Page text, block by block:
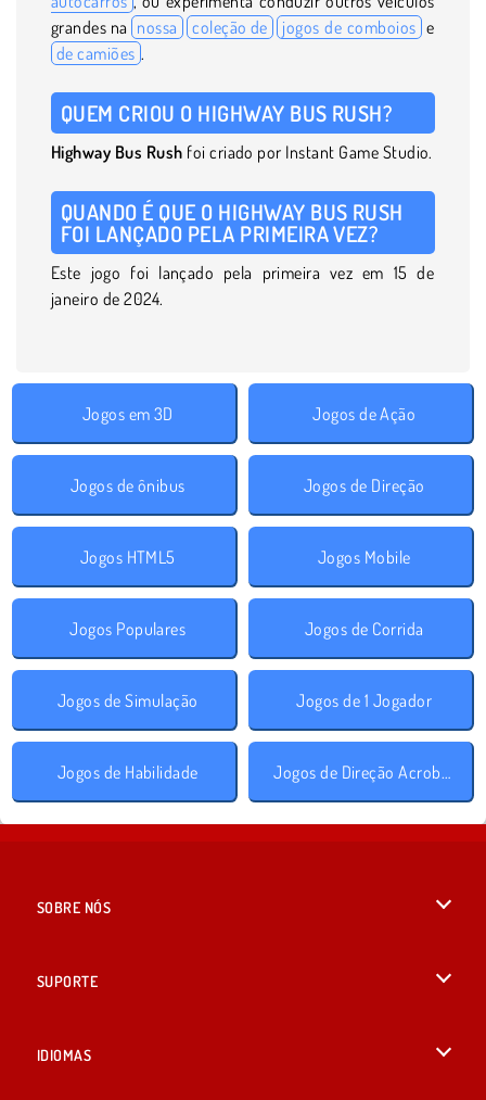
grandes na nossa coleção de jogos de comboios e
de camiões .
QUEM CRIOU O HIGHWAY BUS RUSH?
Highway Bus Rush foi criado por Instant Game Studio.
QUANDO É QUE O HIGHWAY BUS RUSH
FOI LANÇADO PELA PRIMEIRA VEZ?
Este jogo foi lançado pela primeira vez em 15 de
janeiro de 2024.
Jogos em 3D Jogos de Ação
Jogos de ônibus Jogos de Direção
Jogos HTML5 Jogos Mobile
Jogos Populares Jogos de Corrida
Jogos de Simulação Jogos de 1 Jogador
Jogos de Habilidade Jogos de Direção Acrobática
SOBRE NÓS
SUPORTE
IDIOMAS